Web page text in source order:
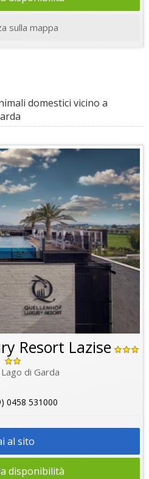
sulla mappa
domestici vicino a
Resort Lazise
di Garda
0458 531000
al sito
disponibilità